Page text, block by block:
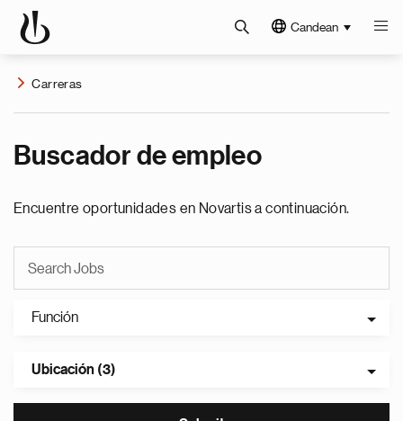
Candean
Carreras
Buscador de empleo
Encuentre oportunidades en Novartis a continuación.
Función
Ubicación (3)